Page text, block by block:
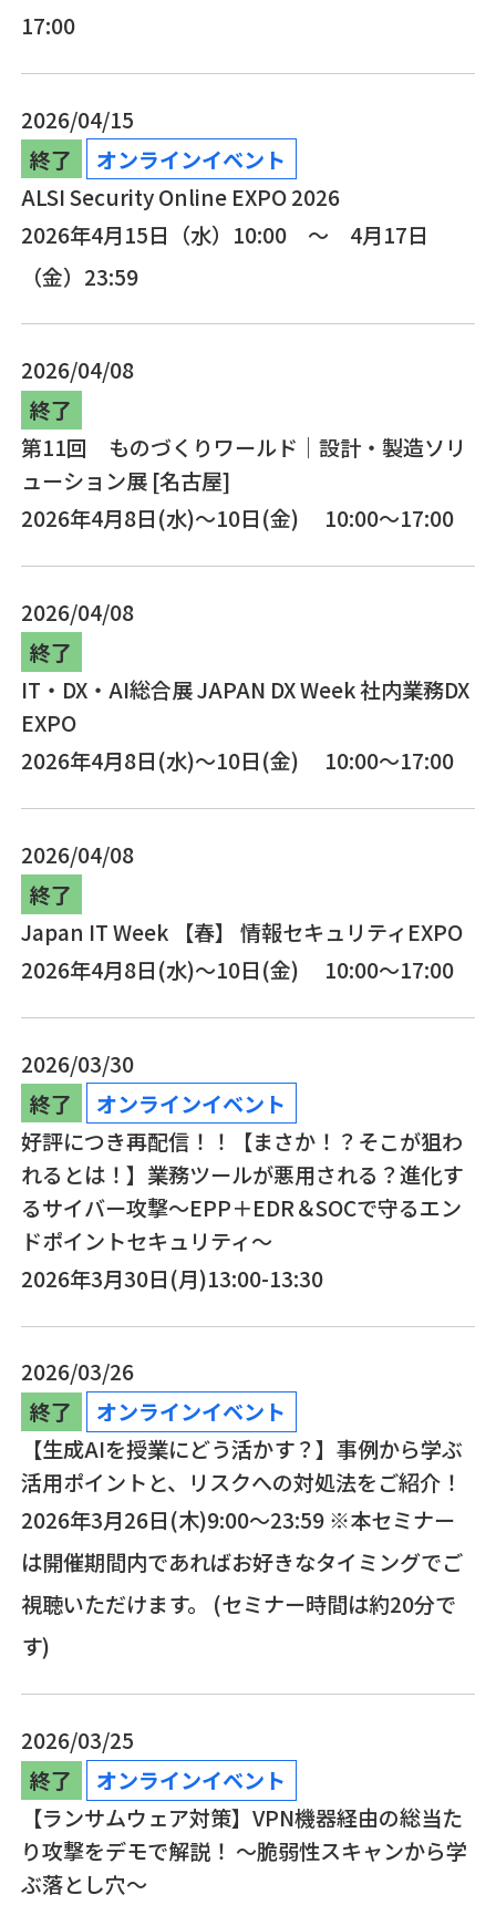
17:00
2026/04/15
終了
オンラインイベント
ALSI Security Online EXPO 2026
2026年4月15日（水）10:00 ～ 4月17日
（金）23:59
2026/04/08
終了
第11回 ものづくりワールド｜設計・製造ソリ
ューション展 [名古屋]
2026年4月8日(水)～10日(金) 10:00～17:00
2026/04/08
終了
IT・DX・AI総合展 JAPAN DX Week 社内業務DX
EXPO
2026年4月8日(水)～10日(金) 10:00～17:00
2026/04/08
終了
Japan IT Week 【春】 情報セキュリティEXPO
2026年4月8日(水)～10日(金) 10:00～17:00
2026/03/30
終了
オンラインイベント
好評につき再配信！！【まさか！？そこが狙わ
れるとは！】業務ツールが悪用される？進化す
るサイバー攻撃～EPP＋EDR＆SOCで守るエン
ドポイントセキュリティ～
2026年3月30日(月)13:00-13:30
2026/03/26
終了
オンラインイベント
【生成AIを授業にどう活かす？】事例から学ぶ
活用ポイントと、リスクへの対処法をご紹介！
2026年3月26日(木)9:00～23:59 ※本セミナー
は開催期間内であればお好きなタイミングでご
視聴いただけます。 (セミナー時間は約20分で
す)
2026/03/25
終了
オンラインイベント
【ランサムウェア対策】VPN機器経由の総当た
り攻撃をデモで解説！​ ～脆弱性スキャンから学
ぶ落とし穴～